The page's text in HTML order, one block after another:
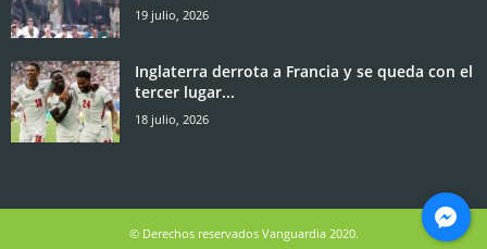
19 julio, 2026
Inglaterra derrota a Francia y se queda con el
tercer lugar...
18 julio, 2026
© Derechos reservados Vanguardia 2020.